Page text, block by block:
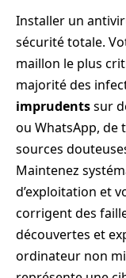
Installer un
sécurité totale.
maillon le plus
majorité des
imprudentssur
ou WhatsApp, de
sources
Maintenez
d’exploitation et
corrigent des
découvertes et
ordinateur non